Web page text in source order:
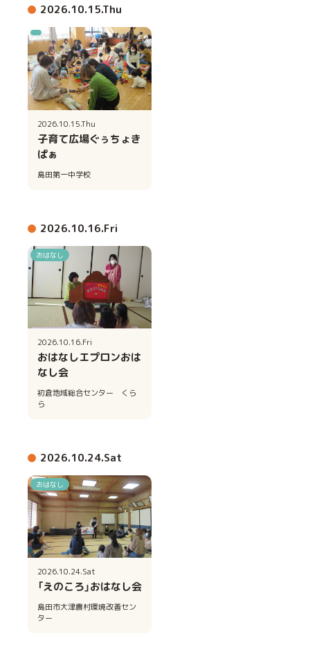
2026.10.15.Thu
2026.10.15.Thu
子育て広場ぐぅちょき
ぱぁ
島田第一中学校
2026.10.16.Fri
おはなし
2026.10.16.Fri
おはなしエプロンおは
なし会
初倉地域総合センター くら
ら
2026.10.24.Sat
おはなし
2026.10.24.Sat
「えのころ」おはなし会
島田市大津農村環境改善セン
ター